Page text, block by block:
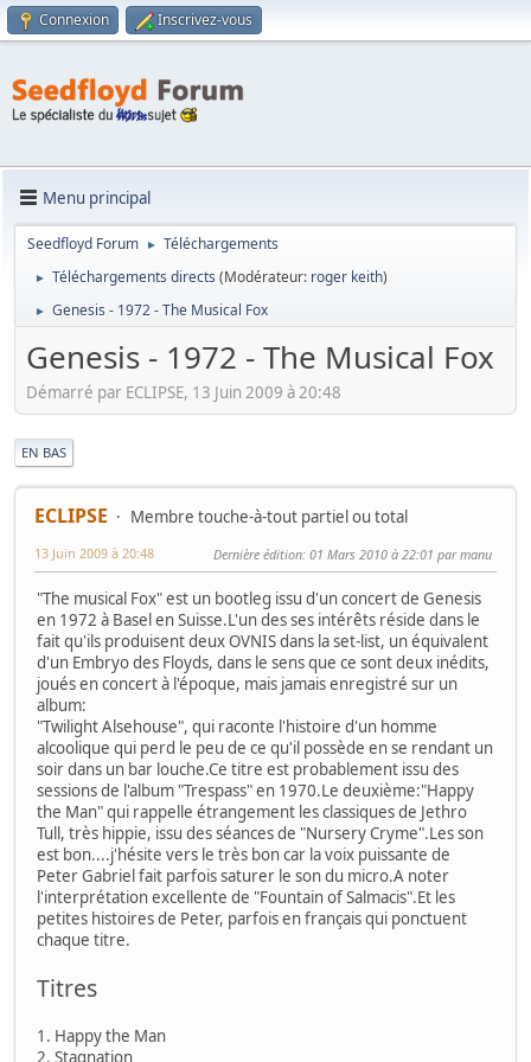
Connexion Inscrivez-vous
Menu principal
Seedfloyd Forum ► Téléchargements
► Téléchargements directs (Modérateur: roger keith)
► Genesis - 1972 - The Musical Fox
Genesis - 1972 - The Musical Fox
Démarré par ECLIPSE, 13 Juin 2009 à 20:48
EN BAS
ECLIPSE Membre touche-à-tout partiel ou total
13 Juin 2009 à 20:48 Dernière édition: 01 Mars 2010 à 22:01 par manu
"The musical Fox" est un bootleg issu d'un concert de Genesis
en 1972 à Basel en Suisse.L'un des ses intérêts réside dans le
fait qu'ils produisent deux OVNIS dans la set-list, un équivalent
d'un Embryo des Floyds, dans le sens que ce sont deux inédits,
joués en concert à l'époque, mais jamais enregistré sur un
album:
"Twilight Alsehouse", qui raconte l'histoire d'un homme
alcoolique qui perd le peu de ce qu'il possède en se rendant un
soir dans un bar louche.Ce titre est probablement issu des
sessions de l'album "Trespass" en 1970.Le deuxième:"Happy
the Man" qui rappelle étrangement les classiques de Jethro
Tull, très hippie, issu des séances de "Nursery Cryme".Les son
est bon....j'hésite vers le très bon car la voix puissante de
Peter Gabriel fait parfois saturer le son du micro.A noter
l'interprétation excellente de "Fountain of Salmacis".Et les
petites histoires de Peter, parfois en français qui ponctuent
chaque titre.
Titres
1. Happy the Man
2. Stagnation